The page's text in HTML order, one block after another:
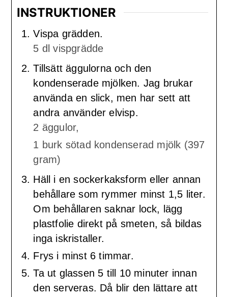
INSTRUKTIONER
Vispa grädden.
5 dl vispgrädde
Tillsätt äggulorna och den
kondenserade mjölken. Jag brukar
använda en slick, men har sett att
andra använder elvisp.
2 äggulor,
1 burk sötad kondenserad mjölk (397
gram)
Häll i en sockerkaksform eller annan
behållare som rymmer minst 1,5 liter.
Om behållaren saknar lock, lägg
plastfolie direkt på smeten, så bildas
inga iskristaller.
Frys i minst 6 timmar.
Ta ut glassen 5 till 10 minuter innan
den serveras. Då blir den lättare att